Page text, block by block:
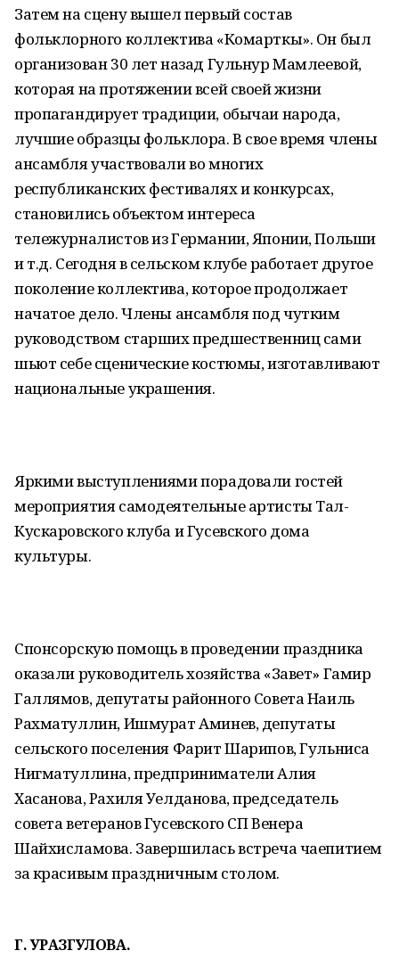
Затем на сцену вышел первый состав
фольклорного коллектива «Комарткы». Он был
организован 30 лет назад Гульнур Мамлеевой,
которая на протяжении всей своей жизни
пропагандирует традиции, обычаи народа,
лучшие образцы фольклора. В свое время члены
ансамбля участвовали во многих
республиканских фестивалях и конкурсах,
становились объектом интереса
тележурналистов из Германии, Японии, Польши
и т.д. Сегодня в сельском клубе работает другое
поколение коллектива, которое продолжает
начатое дело. Члены ансамбля под чутким
руководством старших предшественниц сами
шьют себе сценические костюмы, изготавливают
национальные украшения.
Яркими выступлениями порадовали гостей
мероприятия самодеятельные артисты Тал-
Кускаровского клуба и Гусевского дома
культуры.
Спонсорскую помощь в проведении праздника
оказали руководитель хозяйства «Завет» Гамир
Галлямов, депутаты районного Совета Наиль
Рахматуллин, Ишмурат Аминев, депутаты
сельского поселения Фарит Шарипов, Гульниса
Нигматуллина, предприниматели Алия
Хасанова, Рахиля Уелданова, председатель
совета ветеранов Гусевского СП Венера
Шайхисламова. Завершилась встреча чаепитием
за красивым праздничным столом.
Г. УРАЗГУЛОВА.